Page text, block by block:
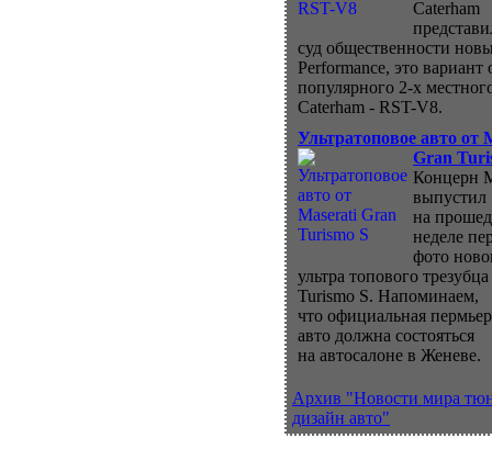
Caterham
суд общественности
Performance, это вариант
популярного 2-х
Caterham - RST-V8.
Ультратоповое авто от
Gran
Концерн
выпустил
на
неделе
фото
ультра топового
Turismo S. Напоминаем,
что официальная
авто должна состояться
на автосалоне в Женеве.
Архив "Новости мира
дизайн авто"